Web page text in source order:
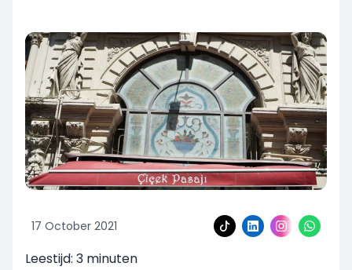
17 October 2021
Leestijd: 3 minuten